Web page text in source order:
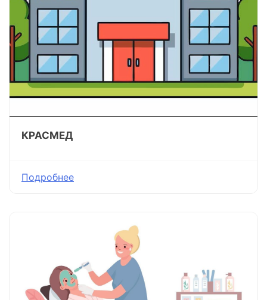
КРАСМЕД
Подробнее